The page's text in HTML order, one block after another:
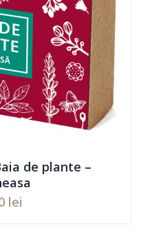
de plante –
lei